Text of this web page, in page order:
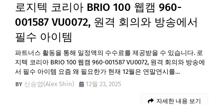
로지텍 코리아 BRIO 100 웹캠 960-
001587 VU0072, 원격 회의와 방송에서
필수 아이템
파트너스 활동을 통해 일정액의 수수료를 제공받을 수 있습니다. 로
지텍 코리아 BRIO 100 웹캠 960-001587 VU0072, 원격 회의와 방송에
서 필수 아이템 요즘 왜 필요한가 현재 12월은 연말연시를…
신승엽(Alex Shin)
12월 23, 2025
자세한 내용 보기